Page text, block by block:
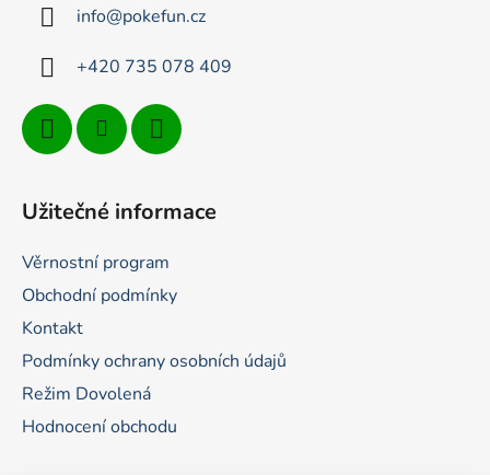
info@pokefun.cz
+420 735 078 409
Užitečné informace
Věrnostní program
Obchodní podmínky
Kontakt
Podmínky ochrany osobních údajů
Režim Dovolená
Hodnocení obchodu